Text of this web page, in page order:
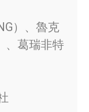
）、魯克
、葛瑞非特